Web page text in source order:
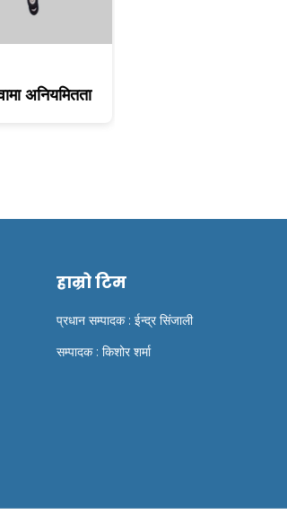
अनियमितता
हाम्रो टिम
प्रधान सम्पादक : ईन्द्र सिंजाली
सम्पादक : किशोर शर्मा